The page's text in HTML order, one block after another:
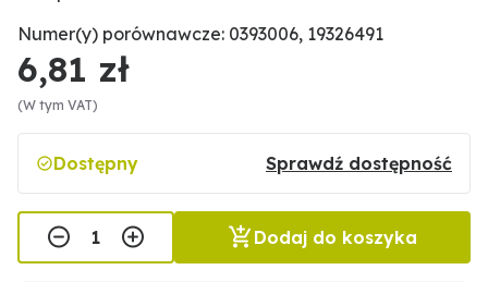
Numer(y) porównawcze: 0393006, 19326491
6,81 zł
(W tym VAT)
Dostępny Sprawdź dostępność
Dodaj do koszyka